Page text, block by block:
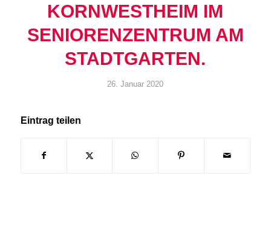
KORNWESTHEIM IM
SENIORENZENTRUM AM
STADTGARTEN.
26. Januar 2020
Eintrag teilen